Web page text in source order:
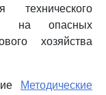
на опасных
хозяйства
Методические